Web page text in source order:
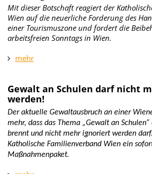
Mit dieser Botschaft reagiert der
Wien auf die neuerliche Forderung des
einer Tourismuszone und fordert die
arbeitsfreien Sonntags in Wien.
mehr
Gewalt an Schulen darf nicht
werden!
Der aktuelle Gewaltausbruch an einer
mehr, dass das Thema „Gewalt an
brennt und nicht mehr ignoriert werden
Katholische Familienverband Wien ein
Maßnahmenpaket.